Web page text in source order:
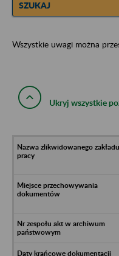
SZUKAJ
Wszystkie uwagi można
Ukryj wszystkie